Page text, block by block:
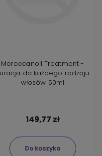
Moroccanoil Treatment -
do każdego rodzaju
włosów 50ml
149,77 zł
Do koszyka